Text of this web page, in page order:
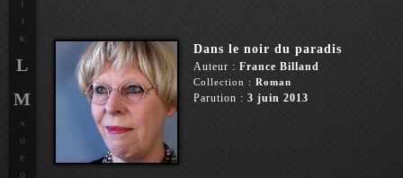
Dans le noir du paradis
Auteur : France Billand
Collection : Roman
Parution : 3 juin 2013
J
K
L
M
N
O
P
Q